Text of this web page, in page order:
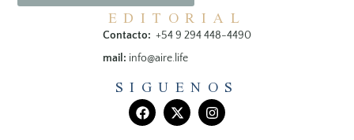
EDITORIAL
Contacto: +54 9 294 448-4490
mail: info@aire.life
SIGUENOS